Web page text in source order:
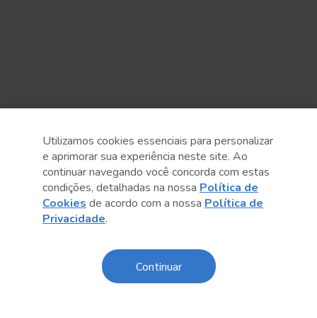
Anterior Próximo post
Central de Relacionamento
Utilizamos cookies essenciais para personalizar
e aprimorar sua experiência neste site. Ao
continuar navegando você concorda com estas
condições, detalhadas na nossa Política de
Cookies de acordo com a nossa Política de
Privacidade.
Continuar